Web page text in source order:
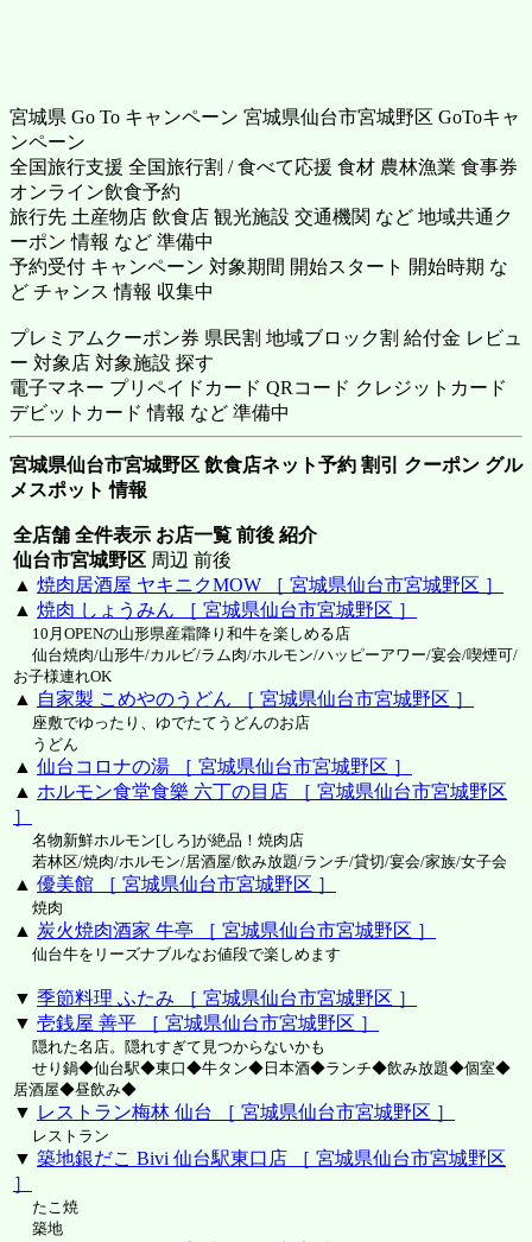
宮城県 Go To キャンペーン 宮城県仙台市宮城野区 GoToキャ
ンペーン
全国旅行支援 全国旅行割 / 食べて応援 食材 農林漁業 食事券
オンライン飲食予約
旅行先 土産物店 飲食店 観光施設 交通機関 など 地域共通ク
ーポン 情報 など 準備中
予約受付 キャンペーン 対象期間 開始スタート 開始時期 な
ど チャンス 情報 収集中
プレミアムクーポン券 県民割 地域ブロック割 給付金 レビュ
ー 対象店 対象施設 探す
電子マネー プリペイドカード QRコード クレジットカード
デビットカード 情報 など 準備中
宮城県仙台市宮城野区 飲食店ネット予約 割引 クーポン グル
メスポット 情報
全店舗 全件表示 お店一覧 前後 紹介
仙台市宮城野区 周辺 前後
▲ 焼肉居酒屋 ヤキニクMOW ［ 宮城県仙台市宮城野区 ］
▲ 焼肉 しょうみん ［ 宮城県仙台市宮城野区 ］
10月OPENの山形県産霜降り和牛を楽しめる店
仙台焼肉/山形牛/カルビ/ラム肉/ホルモン/ハッピーアワー/宴会/喫煙可/
お子様連れOK
▲ 自家製 こめやのうどん ［ 宮城県仙台市宮城野区 ］
座敷でゆったり、ゆでたてうどんのお店
うどん
▲ 仙台コロナの湯 ［ 宮城県仙台市宮城野区 ］
▲ ホルモン食堂食樂 六丁の目店 ［ 宮城県仙台市宮城野区
］
名物新鮮ホルモン[しろ]が絶品！焼肉店
若林区/焼肉/ホルモン/居酒屋/飲み放題/ランチ/貸切/宴会/家族/女子会
▲ 優美館 ［ 宮城県仙台市宮城野区 ］
焼肉
▲ 炭火焼肉酒家 牛亭 ［ 宮城県仙台市宮城野区 ］
仙台牛をリーズナブルなお値段で楽しめます
▼ 季節料理 ふたみ ［ 宮城県仙台市宮城野区 ］
▼ 壱銭屋 善平 ［ 宮城県仙台市宮城野区 ］
隠れた名店。隠れすぎて見つからないかも
せり鍋◆仙台駅◆東口◆牛タン◆日本酒◆ランチ◆飲み放題◆個室◆
居酒屋◆昼飲み◆
▼ レストラン梅林 仙台 ［ 宮城県仙台市宮城野区 ］
レストラン
▼ 築地銀だこ Bivi 仙台駅東口店 ［ 宮城県仙台市宮城野区
］
たこ焼
築地